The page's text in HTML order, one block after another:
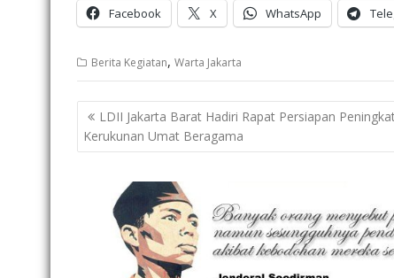
Facebook X WhatsApp
Berita Kegiatan, Warta Jakarta
Post
navigation
LDII Jakarta Barat Hadiri Rapat Persiapan
Kerukunan Umat Beragama